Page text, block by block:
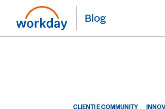
Blog
CLIENTI E COMMUNITY